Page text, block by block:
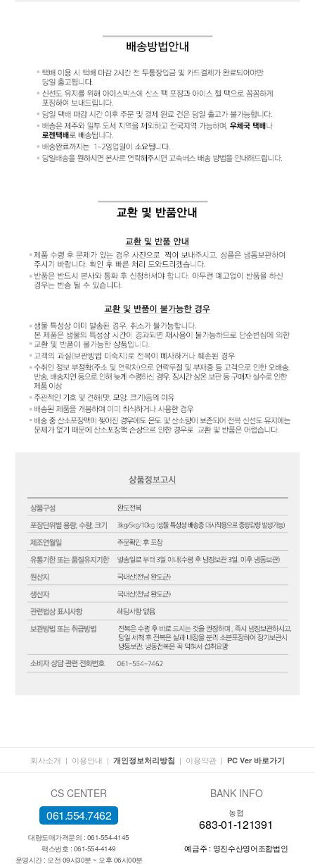
회사소개 | 이용안내 | 개인정보처리방침 | 이용약관 | PC Ver 바로가기
CS CENTER
061.554.7462
대량도매가격문의 : 061-554-4145
팩스번호 : 061-554-4149
운영시간 : 오전 09시30분 ~ 오후 06시00분
BANK INFO
농협
683-01-121391
예금주 : 영진수산영어조합법인